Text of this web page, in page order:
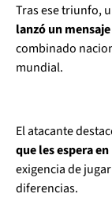
Tras ese triunfo,
lanzó un
combinado
mundial.
El atacante
que les espera
exigencia de
diferencias.